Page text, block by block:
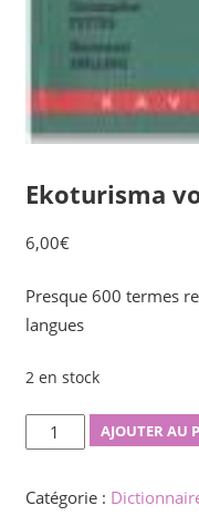
Ekoturisma
6,00€
Presque 600 termes
langues
2 en stock
quantité
de
vortaro
AJOUTER AU
Catégorie :